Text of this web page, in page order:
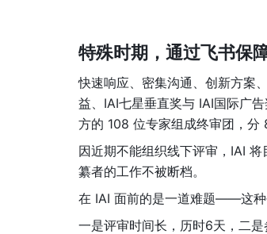
特殊时期，通过飞书保
快速响应、密集沟通、创新方案
益、IAI七星垂直奖与 IAI国际广
方的 108 位专家组成终审团，分
因近期不能组织线下评审，IAI
纂者的工作不被断档。
在 IAI 面前的是一道难题——这种
一是评审时间长，历时6天，二